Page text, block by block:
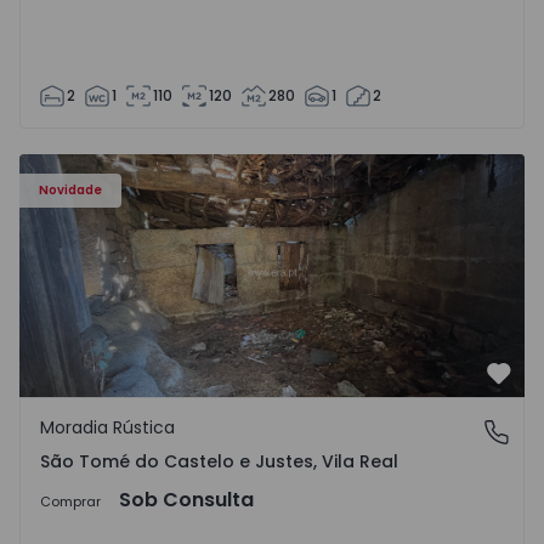
2 1 110 120 280 1 2
Novidade
Moradia Vila Real, São Tomé do Castelo e Justes -
São Tomé do Castelo e Justes, Vila Real
Moradia Rústica
São Tomé do Castelo e Justes, Vila Real
Comprar Sob Consulta